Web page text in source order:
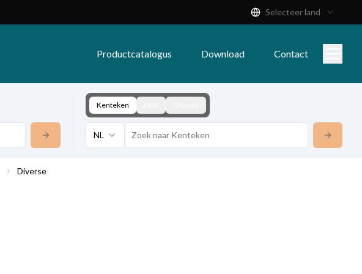
Selecteer land
Productcatalogus Download Contact
Kenteken
NL
Diverse